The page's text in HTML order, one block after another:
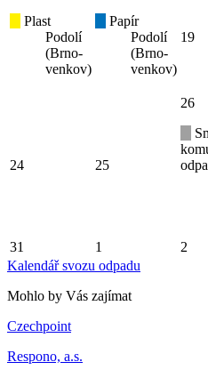
Plast
Podolí
(Brno-
venkov)
Papír
Podolí
(Brno-
venkov)
19
24 25
26
31 1 2
Kalendář svozu odpadu
Mohlo by Vás zajímat
Czechpoint
Respono, a.s.